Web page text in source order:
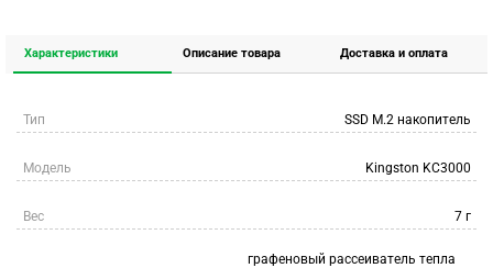
Характеристики Описание товара Доставка и оплата
Тип SSD M.2 накопитель
Модель Kingston KC3000
Вес 7 г
графеновый рассеиватель тепла